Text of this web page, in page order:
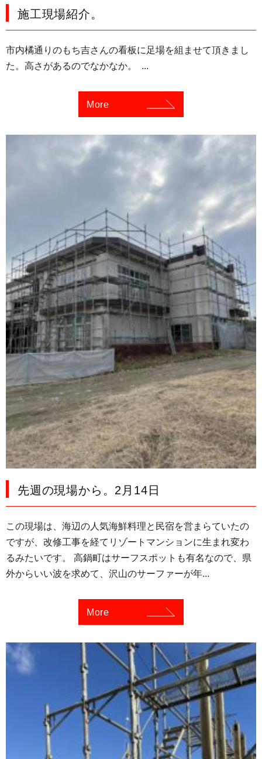
施工現場紹介。
市内橘通りのもち吉さんの看板に足場を組ませて頂きまし
た。高さがあるのでなかなか。 ...
More
先週の現場から。2月14日
この現場は、海辺の人気海鮮料理と民宿を営まらていたの
ですが、改修工事を経てリゾートマンションに生まれ変わ
るみたいです。 高鍋町はサーフスポットも有名なので、県
外からいい波を求めて、沢山のサーファーが年...
More